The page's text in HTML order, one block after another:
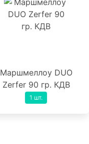
Маршмеллоу DUO
Zerfer 90 гр. КДВ
1 шт.